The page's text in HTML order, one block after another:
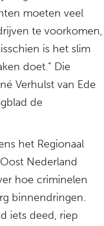
moeten veel
te voorkomen,
is het slim
doet.” Die
Verhulst van Ede
de
het Regionaal
Nederland
hoe criminelen
binnendringen.
iets deed, riep